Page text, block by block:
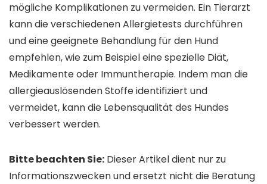
mögliche Komplikationen zu vermeiden. Ein Tierarzt
kann die verschiedenen Allergietests durchführen
und eine geeignete Behandlung für den Hund
empfehlen, wie zum Beispiel eine spezielle Diät,
Medikamente oder Immuntherapie. Indem man die
allergieauslösenden Stoffe identifiziert und
vermeidet, kann die Lebensqualität des Hundes
verbessert werden.
Bitte beachten Sie: Dieser Artikel dient nur zu
Informationszwecken und ersetzt nicht die Beratung